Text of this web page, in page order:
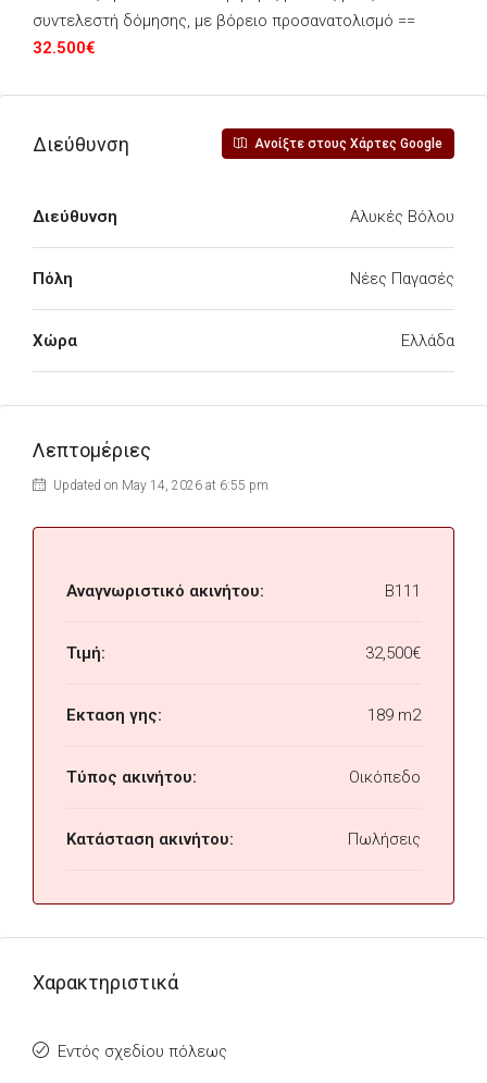
συντελεστή δόμησης, με βόρειο προσανατολισμό ==
32.500€
Διεύθυνση Ανοίξτε στους Χάρτες Google
Διεύθυνση Αλυκές Βόλου
Πόλη Νέες Παγασές
Χώρα Ελλάδα
Λεπτομέριες
Updated on May 14, 2026 at 6:55 pm
Αναγνωριστικό ακινήτου: B111
Τιμή: 32,500€
Εκταση γης: 189 m2
Τύπος ακινήτου: Οικόπεδο
Κατάσταση ακινήτου: Πωλήσεις
Χαρακτηριστικά
Εντός σχεδίου πόλεως